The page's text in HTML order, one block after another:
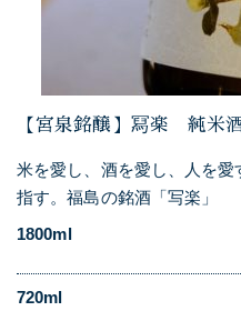
【宮泉銘醸】冩楽 純米
米を愛し、酒を愛し、人を
指す。福島の銘酒「写楽」
1800ml
720ml